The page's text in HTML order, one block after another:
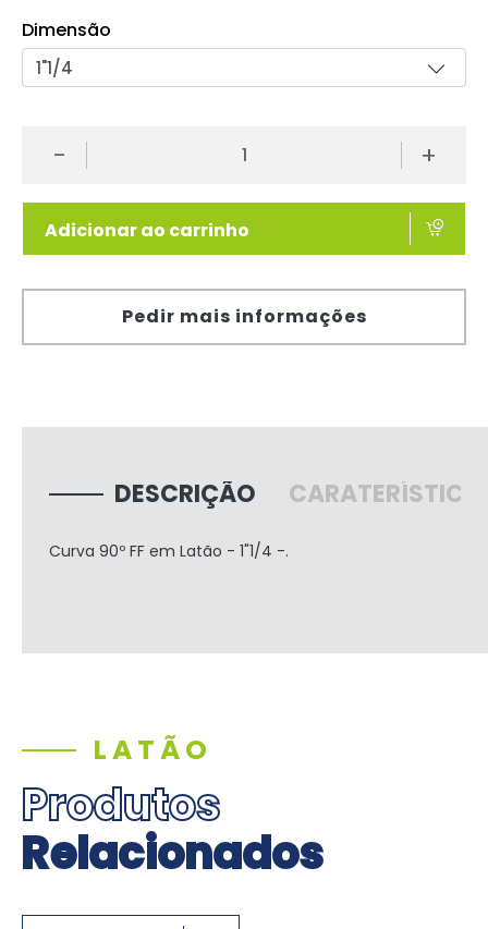
Dimensão
- +
Adicionar ao carrinho
Pedir mais informações
DESCRIÇÃO
Curva 90º FF em Latão - 1"1/4 -.
LATÃO
Produtos
Relacionados